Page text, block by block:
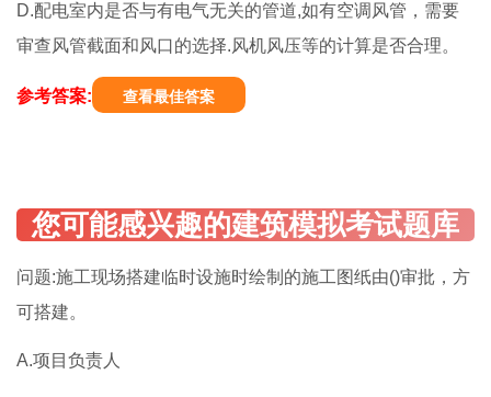
D.配电室内是否与有电气无关的管道,如有空调风管，需要
审查风管截面和风口的选择.风机风压等的计算是否合理。
参考答案: 查看最佳答案
问题:施工现场搭建临时设施时绘制的施工图纸由()审批，方
可搭建。
A.项目负责人